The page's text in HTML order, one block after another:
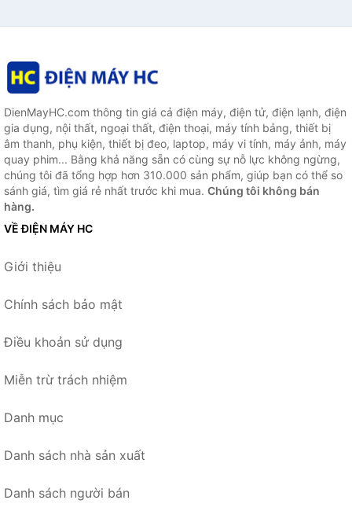
DienMayHC.com thông tin giá cả điện máy, điện tử, điện lạnh, điện
gia dụng, nội thất, ngoại thất, điện thoại, máy tính bảng, thiết bị
âm thanh, phụ kiện, thiết bị đeo, laptop, máy vi tính, máy ảnh, máy
quay phim... Bằng khả năng sẵn có cùng sự nỗ lực không ngừng,
chúng tôi đã tổng hợp hơn 310.000 sản phẩm, giúp bạn có thể so
sánh giá, tìm giá rẻ nhất trước khi mua. Chúng tôi không bán
hàng.
VỀ ĐIỆN MÁY HC
Giới thiệu
Chính sách bảo mật
Điều khoản sử dụng
Miễn trừ trách nhiệm
Danh mục
Danh sách nhà sản xuất
Danh sách người bán